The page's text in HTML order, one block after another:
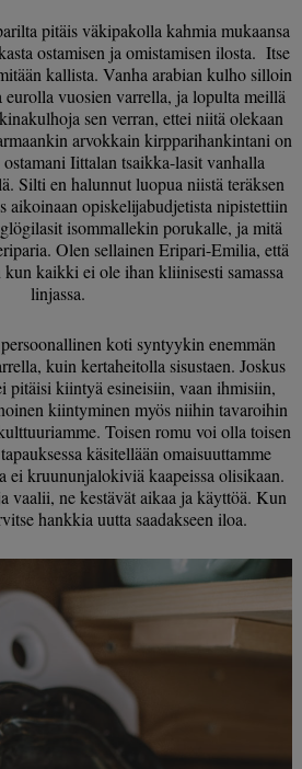
pitäis väkipakolla kahmia mukaansa
ostamisen ja omistamisen ilosta. Itse
kallista. Vanha arabian kulho silloin
vuosien varrella, ja lopulta meillä
sen verran, ettei niitä olekaan
arvokkain kirpparihankintani on
Iittalan tsaikka-lasit vanhalla
Silti en halunnut luopua niistä teräksen
aikoinaan opiskelijabudjetista nipistettiin
isommallekin porukalle, ja mitä
Olen sellainen Eripari-Emilia, että
kaikki ei ole ihan kliinisesti samassa
linjassa.
koti syntyykin enemmän
kuin kertaheitolla sisustaen. Joskus
pitäisi kiintyä esineisiin, vaan ihmisiin,
kiintyminen myös niihin tavaroihin
Toisen romu voi olla toisen
käsitellään omaisuuttamme
ei kruununjalokiviä kaapeissa olisikaan.
vaalii, ne kestävät aikaa ja käyttöä. Kun
hankkia uutta saadakseen iloa.